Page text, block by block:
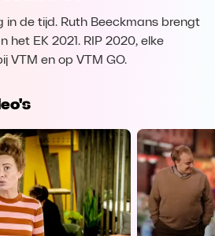
in de tijd. Ruth Beeckmans brengt
het EK 2021. RIP 2020, elke
VTM en op VTM GO.